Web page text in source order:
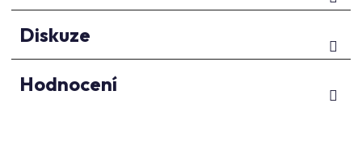
Diskuze
Hodnocení